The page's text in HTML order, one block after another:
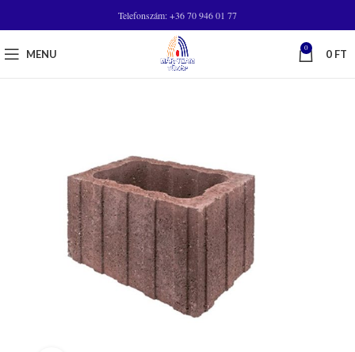
Telefonszám: +36 70 946 01 77
MENU 0 0 FT